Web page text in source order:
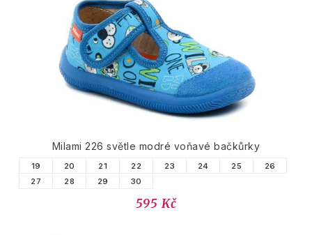
PODOBNÉ PRODUKTY
Milami 226 světle modré voňavé bačkůrky
19 20 21 22 23 24 25
26
27
28 29 30
595 Kč